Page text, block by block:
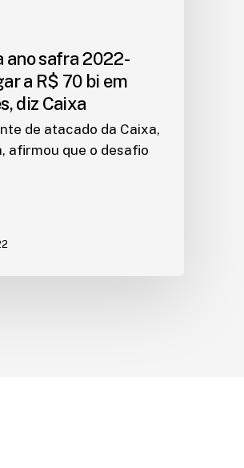
ano safra 2022-
a R$ 70 bi em
diz Caixa
de atacado da Caixa,
afirmou que o desafio